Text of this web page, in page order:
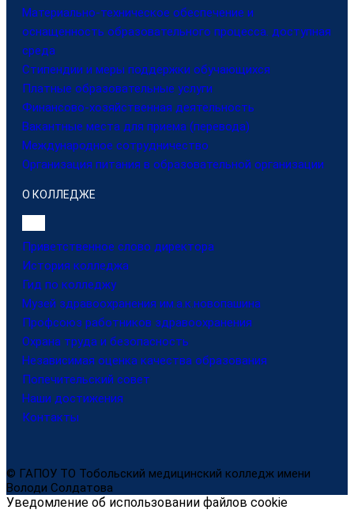
Материально-техническое обеспечение и
оснащенность образовательного процесса. доступная
среда
Стипендии и меры поддержки обучающихся
Платные образовательные услуги
Финансово-хозяйственная деятельность
Вакантные места для приема (перевода)
Международное сотрудничество
Организация питания в образовательной организации
О КОЛЛЕДЖЕ
Приветственное слово директора
История колледжа
Гид по колледжу
Музей здравоохранения им.а.к.новопашина
Профсоюз работников здравоохранения
Охрана труда и безопасность
Независимая оценка качества образования
Попечительский совет
Наши достижения
Контакты
© ГАПОУ ТО Тобольский медицинский колледж имени
Володи Солдатова
Уведомление об использовании файлов cookie